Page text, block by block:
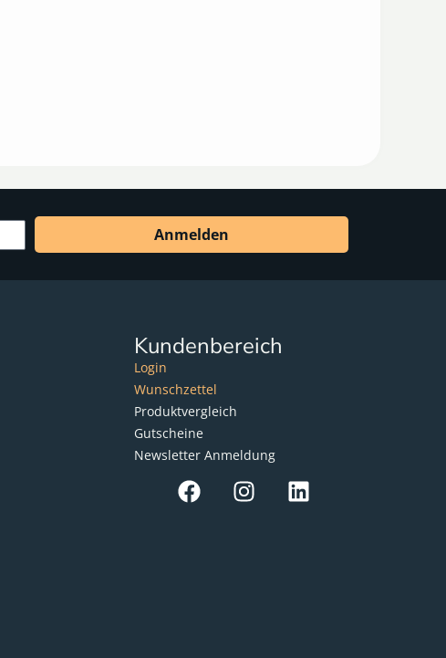
Anmelden
Kundenbereich
Login
Wunschzettel
Produktvergleich
Gutscheine
Newsletter Anmeldung